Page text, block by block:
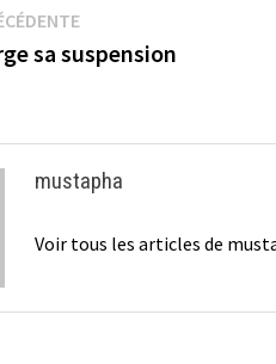
Publication
précédente :
sa suspension
mustapha
Voir tous les articles de